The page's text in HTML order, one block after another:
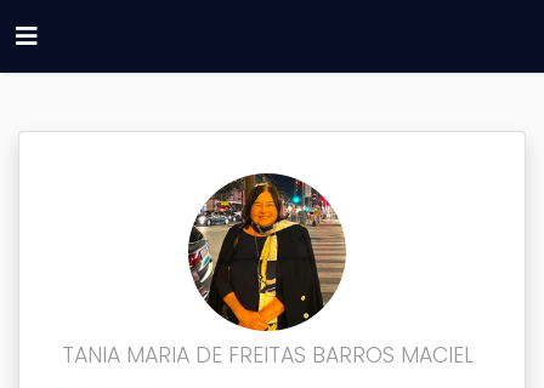
TANIA MARIA DE FREITAS BARROS MACIEL